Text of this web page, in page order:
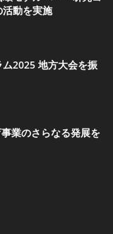
動を実施
2025 地方大会を振
業のさらなる発展を